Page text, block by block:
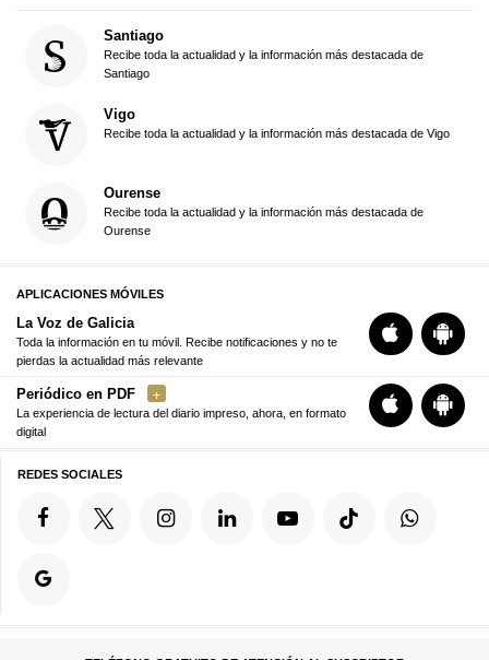
Santiago
Recibe toda la actualidad y la información más destacada de
Santiago
Vigo
Recibe toda la actualidad y la información más destacada de Vigo
Ourense
Recibe toda la actualidad y la información más destacada de
Ourense
APLICACIONES MÓVILES
La Voz de Galicia
Toda la información en tu móvil. Recibe notificaciones y no te
pierdas la actualidad más relevante
Periódico en PDF
La experiencia de lectura del diario impreso, ahora, en formato
digital
REDES SOCIALES